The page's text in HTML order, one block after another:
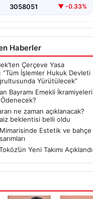
3058051 ▼ -0.33%
Haberler
Çerçeve Yasa
“Tüm İşlemler Hukuk Devleti
Yürütülecek”
Bayramı Emekli İkramiyeleri
ne zaman açıklanacak?
beklentisi belli oldu
Estetik ve bahçe
Yeni Takımı Açıklandı